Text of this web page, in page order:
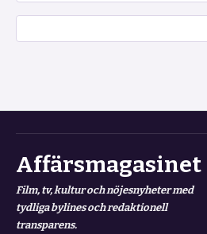
Affärsmagasinet
Film, tv, kultur och nöjesnyheter med
tydliga bylines och redaktionell
transparens.